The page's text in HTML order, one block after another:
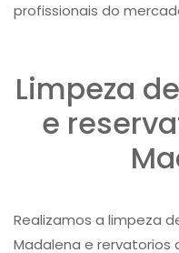
profissionais do
Limpeza
e
Realizamos a limpeza
Madalena e rervatorios